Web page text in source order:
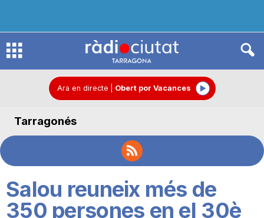
R
d
o
Ara en directe Obert por Vacances
Tarragonés
Salou reuneix més de
350 persones en el 30è